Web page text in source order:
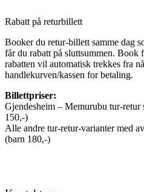
Rabatt på returbillett
Booker du retur-billett samme dag
får du rabatt på sluttsummen.
rabatten vil automatisk trekkes fra
handlekurven/kassen for betaling.
Billettpriser:
Gjendesheim – Memurubu tur-
150,-)
Alle andre tur-retur-varianter med
(barn 180,-)